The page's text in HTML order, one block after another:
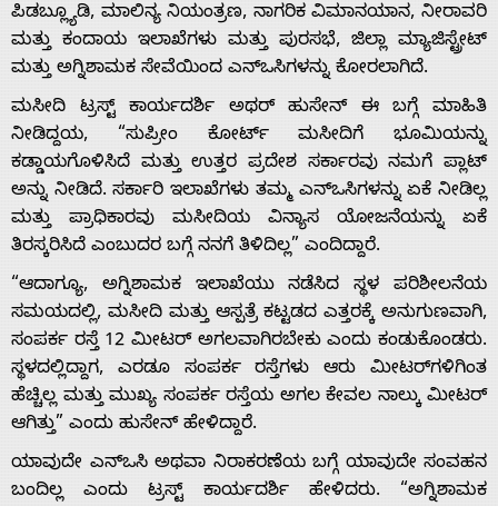
About
Us
Advertise
With
s
Contact
Us
ಪಿಡಬ್ಲ್ಯೂಡಿ, ಮಾಲಿನ್ಯ ನಿಯಂತ್ರಣ, ನಾಗರಿಕ ವಿಮಾನಯಾನ, ನೀರಾವರಿ
ಮತ್ತು ಕಂದಾಯ ಇಲಾಖೆಗಳು ಮತ್ತು ಪುರಸಭೆ, ಜಿಲ್ಲಾ ಮ್ಯಾಜಿಸ್ಟ್ರೇಟ್
ಮತ್ತು ಅಗ್ನಿಶಾಮಕ ಸೇವೆಯಿಂದ ಎನ್‌ಒಸಿಗಳನ್ನು ಕೋರಲಾಗಿದೆ.
ಮಸೀದಿ ಟ್ರಸ್ಟ್ ಕಾರ್ಯದರ್ಶಿ ಅಥರ್ ಹುಸೇನ್ ಈ ಬಗ್ಗೆ ಮಾಹಿತಿ
ನೀಡಿದ್ದಯ, “ಸುಪ್ರೀಂ ಕೋರ್ಟ್ ಮಸೀದಿಗೆ ಭೂಮಿಯನ್ನು
ಕಡ್ಡಾಯಗೊಳಿಸಿದೆ ಮತ್ತು ಉತ್ತರ ಪ್ರದೇಶ ಸರ್ಕಾರವು ನಮಗೆ ಪ್ಲಾಟ್
ಅನ್ನು ನೀಡಿದೆ. ಸರ್ಕಾರಿ ಇಲಾಖೆಗಳು ತಮ್ಮ ಎನ್‌ಒಸಿಗಳನ್ನು ಏಕೆ ನೀಡಿಲ್ಲ
ಮತ್ತು ಪ್ರಾಧಿಕಾರವು ಮಸೀದಿಯ ವಿನ್ಯಾಸ ಯೋಜನೆಯನ್ನು ಏಕೆ
ತಿರಸ್ಕರಿಸಿದೆ ಎಂಬುದರ ಬಗ್ಗೆ ನನಗೆ ತಿಳಿದಿಲ್ಲ” ಎಂದಿದ್ದಾರೆ.
“ಆದಾಗ್ಯೂ, ಅಗ್ನಿಶಾಮಕ ಇಲಾಖೆಯು ನಡೆಸಿದ ಸ್ಥಳ ಪರಿಶೀಲನೆಯ
ಸಮಯದಲ್ಲಿ, ಮಸೀದಿ ಮತ್ತು ಆಸ್ಪತ್ರೆ ಕಟ್ಟಡದ ಎತ್ತರಕ್ಕೆ ಅನುಗುಣವಾಗಿ,
ಸಂಪರ್ಕ ರಸ್ತೆ 12 ಮೀಟರ್ ಅಗಲವಾಗಿರಬೇಕು ಎಂದು ಕಂಡುಕೊಂಡರು.
ಸ್ಥಳದಲ್ಲಿದ್ದಾಗ, ಎರಡೂ ಸಂಪರ್ಕ ರಸ್ತೆಗಳು ಆರು ಮೀಟರ್‌ಗಳಿಗಿಂತ
ಹೆಚ್ಚಿಲ್ಲ ಮತ್ತು ಮುಖ್ಯ ಸಂಪರ್ಕ ರಸ್ತೆಯ ಅಗಲ ಕೇವಲ ನಾಲ್ಕು ಮೀಟರ್
ಆಗಿತ್ತು” ಎಂದು ಹುಸೇನ್ ಹೇಳಿದ್ದಾರೆ.
ಯಾವುದೇ ಎನ್‌ಒಸಿ ಅಥವಾ ನಿರಾಕರಣೆಯ ಬಗ್ಗೆ ಯಾವುದೇ ಸಂವಹನ
ಬಂದಿಲ್ಲ ಎಂದು ಟ್ರಸ್ಟ್ ಕಾರ್ಯದರ್ಶಿ ಹೇಳಿದರು. “ಅಗ್ನಿಶಾಮಕ